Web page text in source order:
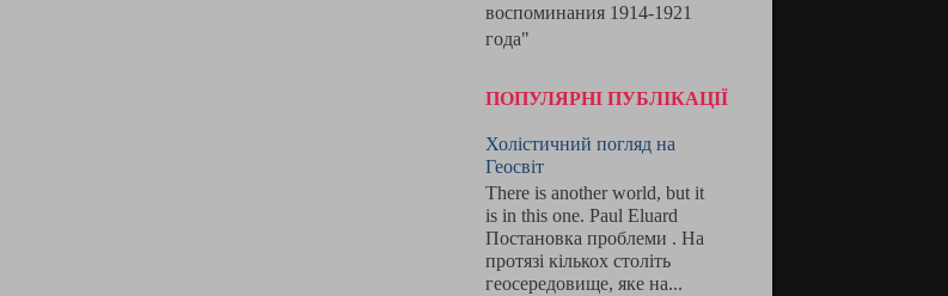
воспоминания 1914-1921
года"
ПОПУЛЯРНІ ПУБЛІКАЦІЇ
Холістичний погляд на
Геосвіт
There is another world, but it
is in this one. Paul Eluard
Постановка проблеми . На
протязі кількох століть
геосередовище, яке на...